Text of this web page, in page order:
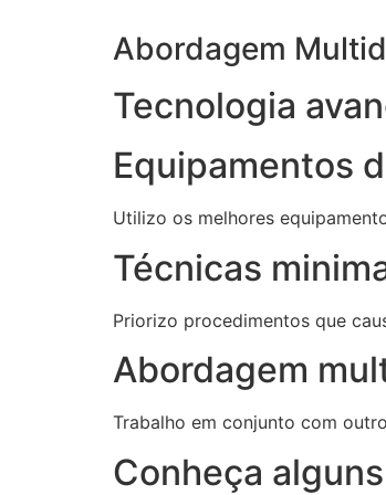
Abordagem
Tecnologia
Equipamentos
Utilizo os melhores
Técnicas
Priorizo procedimentos que
Abordagem
Trabalho em conjunto com
Conheça